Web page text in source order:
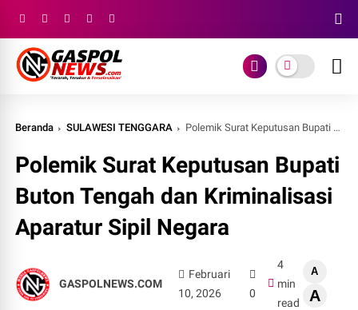
Beranda SULAWESI TENGGARA Polemik Surat Keputusan Bupati Buton Tengah dan Kriminalisasi Aparatur Sipil Negara
Polemik Surat Keputusan Bupati
Buton Tengah dan Kriminalisasi
Aparatur Sipil Negara
GASPOLNEWS.COM
Februari
10, 2026
0
4
min
read
A
A